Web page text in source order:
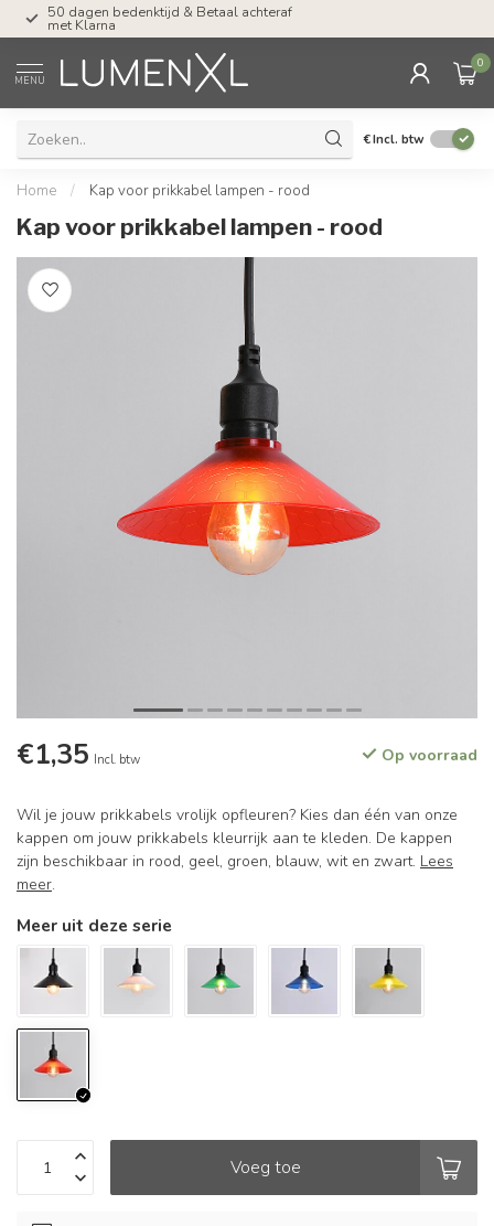
50 dagen bedenktijd & Betaal achteraf
met Klarna
MENU
0
€Incl. btw
Home / Kap voor prikkabel lampen - rood
Kap voor prikkabel lampen - rood
€1,35 Incl. btw Op voorraad
Wil je jouw prikkabels vrolijk opfleuren? Kies dan één van onze
kappen om jouw prikkabels kleurrijk aan te kleden. De kappen
zijn beschikbaar in rood, geel, groen, blauw, wit en zwart. Lees
meer.
Meer uit deze serie
Voeg toe